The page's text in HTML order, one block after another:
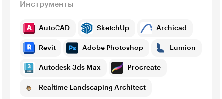
Инструменты
AutoCAD SketchUp Archicad
Revit Adobe Photoshop Lumion
Autodesk 3ds Max Procreate
Realtime Landscaping Architect